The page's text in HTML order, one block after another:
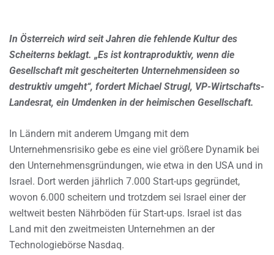
In Österreich wird seit Jahren die fehlende Kultur des
Scheiterns beklagt. „Es ist kontraproduktiv, wenn die
Gesellschaft mit gescheiterten Unternehmensideen so
destruktiv umgeht“, fordert Michael Strugl, VP-Wirtschafts-
Landesrat, ein Umdenken in der heimischen Gesellschaft.
In Ländern mit anderem Umgang mit dem
Unternehmensrisiko gebe es eine viel größere Dynamik bei
den Unternehmensgründungen, wie etwa in den USA und in
Israel. Dort werden jährlich 7.000 Start-ups gegründet,
wovon 6.000 scheitern und trotzdem sei Israel einer der
weltweit besten Nährböden für Start-ups. Israel ist das
Land mit den zweitmeisten Unternehmen an der
Technologiebörse Nasdaq.